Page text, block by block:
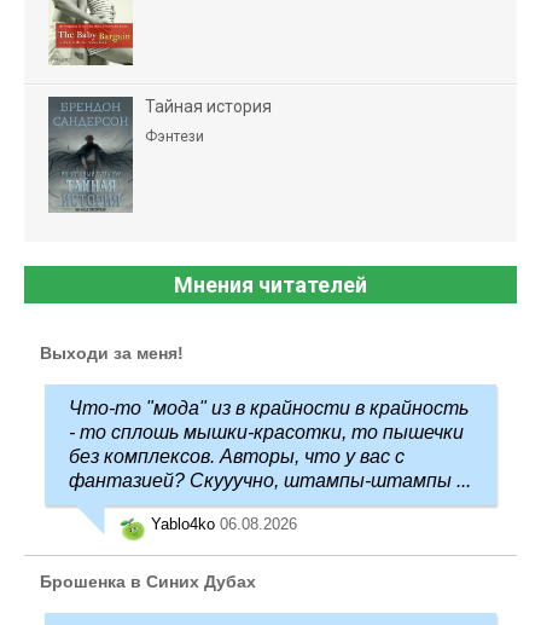
Тайная история
Фэнтези
Мнения читателей
Выходи за меня!
Что-то "мода" из в крайности в крайность
- то сплошь мышки-красотки, то пышечки
без комплексов. Авторы, что у вас с
фантазией? Скууучно, штампы-штампы ...
Yablo4ko 06.08.2026
Брошенка в Синих Дубах